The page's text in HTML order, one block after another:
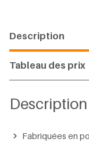
Description
Tableau des prix
Fabriquées en